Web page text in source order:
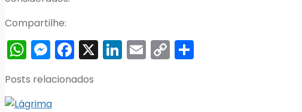
Compartilhe:
WhatsApp
Messenger
Facebook
X LinkedIn
Email
Copy
Link
Posts relacionados